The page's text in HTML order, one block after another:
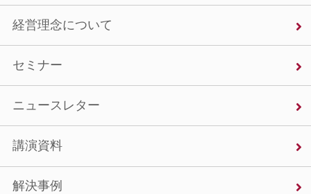
経営理念について
セミナー
ニュースレター
講演資料
解決事例